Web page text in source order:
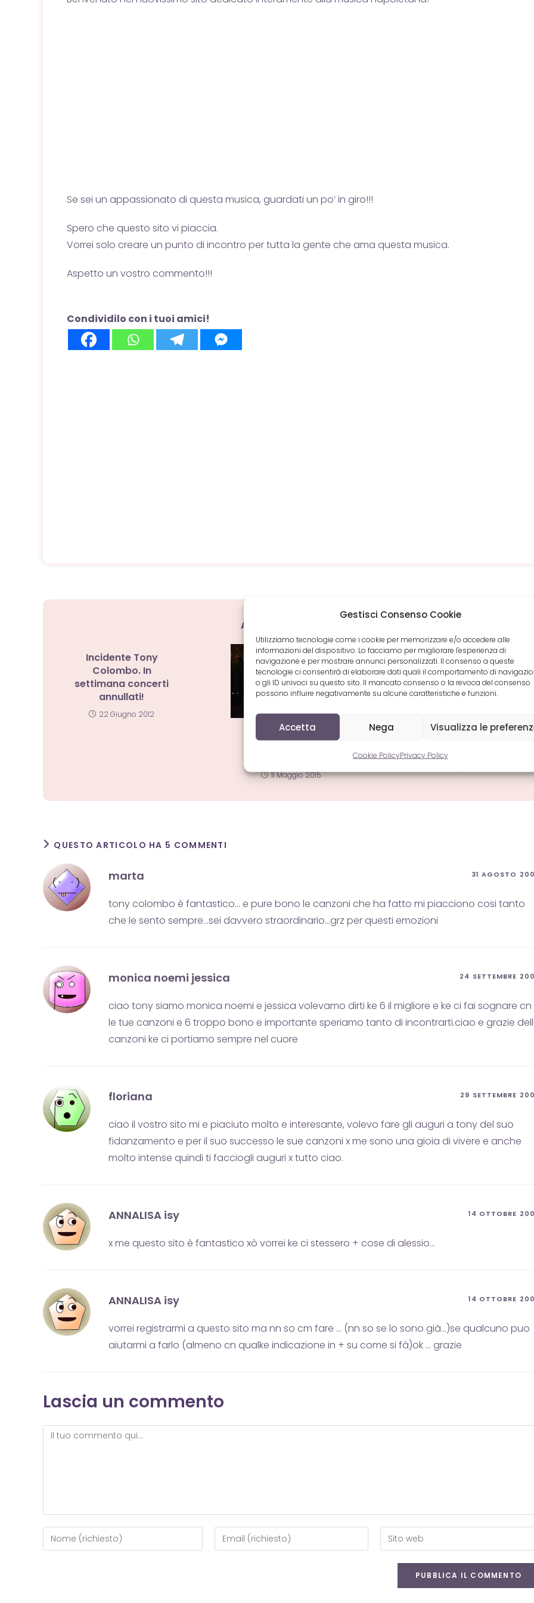
Gestisci Consenso Cookie
Utilizziamo tecnologie come i cookie per memorizzare e/o accedere alle
informazioni del dispositivo. Lo facciamo per migliorare l'esperienza di
navigazione e per mostrare annunci personalizzati. Il consenso a queste
tecnologie ci consentirà di elaborare dati quali il comportamento di
o gli ID univoci su questo sito. Il mancato consenso o la revoca del consenso
possono influire negativamente su alcune caratteristiche e funzioni.
Accetta Nega Visualizza le
Cookie PolicyPrivacy Policy
Se sei un appassionato di questa musica, guardati un po’ in giro!!!
Spero che questo sito vi piaccia.
Vorrei solo creare un punto di incontro per tutta la gente che ama questa musica.
Aspetto un vostro commento!!!
Condividilo con i tuoi amici!
ARTICOLI CORRELATI
Incidente Tony
Colombo. In
settimana concerti
annullati!
22 Giugno 2012
Morto “Mario Da
Vinci”: addio allo
11 Maggio 2015
Il nuovo album 2021 di
Gianni Fiorellino
QUESTO ARTICOLO HA 5 COMMENTI
marta 31 AGOSTO
tony colombo è fantastico… e pure bono le canzoni che ha fatto mi piacciono cosi tanto
che le sento sempre…sei davvero straordinario…grz per questi emozioni
monica noemi jessica 24 SETTEMBRE
ciao tony siamo monica noemi e jessica volevamo dirti ke 6 il migliore e ke ci fai sognare cn
le tue canzoni e 6 troppo bono e importante speriamo tanto di incontrarti.ciao e grazie
canzoni ke ci portiamo sempre nel cuore
floriana 29 SETTEMBRE
ciao il vostro sito mi e piaciuto molto e interesante, volevo fare gli auguri a tony del suo
fidanzamento e per il suo successo le sue canzoni x me sono una gioia di vivere e anche
molto intense quindi ti facciogli auguri x tutto ciao.
ANNALISA isy 14 OTTOBRE
x me questo sito è fantastico xò vorrei ke ci stessero + cose di alessio…
ANNALISA isy 14 OTTOBRE
vorrei registrarmi a questo sito ma nn so cm fare … (nn so se lo sono già…)se qualcuno puo
aiutarmi a farlo (almeno cn qualke indicazione in + su come si fà)ok … grazie
Lascia un commento
Commento
Inserisci
il
Inserisci
il
Inserisci
l'URL